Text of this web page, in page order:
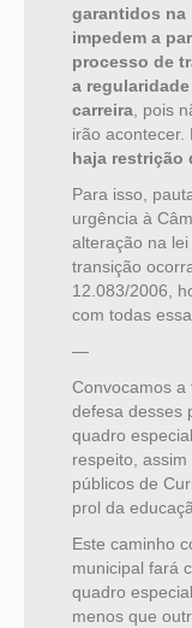
garantidos na
impedem a
processo de
a
carreira , pois
irão acontecer.
haja restrição
Para isso,
urgência à
alteração na
transição
12.083/2006,
com todas
—
Convocamos a
defesa desses
quadro
respeito,
públicos de
prol da
Este caminho
municipal fará
quadro
menos que